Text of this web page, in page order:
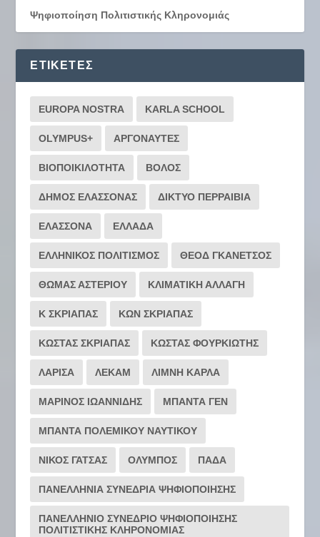
Ψηφιοποίηση Πολιτιστικής Κληρονομιάς
ΕΤΙΚΈΤΕΣ
EUROPA NOSTRA KARLA SCHOOL
OLYMPUS+ ΑΡΓΟΝΑΥΤΕΣ
ΒΙΟΠΟΙΚΙΛΟΤΗΤΑ ΒΟΛΟΣ
ΔΗΜΟΣ ΕΛΑΣΣΟΝΑΣ ΔΙΚΤΥΟ ΠΕΡΡΑΙΒΙΑ
ΕΛΑΣΣΟΝΑ ΕΛΛΑΔΑ
ΕΛΛΗΝΙΚΟΣ ΠΟΛΙΤΙΣΜΟΣ ΘΕΟΔ ΓΚΑΝΕΤΣΟΣ
ΘΩΜΑΣ ΑΣΤΕΡΙΟΥ ΚΛΙΜΑΤΙΚΗ ΑΛΛΑΓΗ
Κ ΣΚΡΙΑΠΑΣ ΚΩΝ ΣΚΡΙΑΠΑΣ
ΚΩΣΤΑΣ ΣΚΡΙΑΠΑΣ ΚΩΣΤΑΣ ΦΟΥΡΚΙΩΤΗΣ
ΛΑΡΙΣΑ ΛΕΚΑΜ ΛΙΜΝΗ ΚΑΡΛΑ
ΜΑΡΙΝΟΣ ΙΩΑΝΝΙΔΗΣ ΜΠΑΝΤΑ ΓΕΝ
ΜΠΑΝΤΑ ΠΟΛΕΜΙΚΟΥ ΝΑΥΤΙΚΟΥ
ΝΙΚΟΣ ΓΑΤΣΑΣ ΟΛΥΜΠΟΣ ΠΑΔΑ
ΠΑΝΕΛΛΗΝΙΑ ΣΥΝΕΔΡΙΑ ΨΗΦΙΟΠΟΙΗΣΗΣ
ΠΑΝΕΛΛΗΝΙΟ ΣΥΝΕΔΡΙΟ ΨΗΦΙΟΠΟΙΗΣΗΣ
ΠΟΛΙΤΙΣΤΙΚΗΣ ΚΛΗΡΟΝΟΜΙΑΣ